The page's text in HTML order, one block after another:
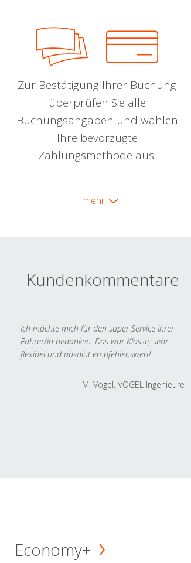
Zur Bestätigung Ihrer Buchung
überprüfen Sie alle
Buchungsangaben und wählen
Ihre bevorzugte
Zahlungsmethode aus.
mehr
Kundenkommentare
Ich möchte mich für den super Service Ihrer
Fahrer/in bedanken. Das war Klasse, sehr
flexibel und absolut empfehlenswert!
M. Vogel, VOGEL Ingenieure
Economy+